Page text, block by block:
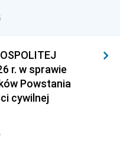
r. w sprawie
Powstania
cywilnej